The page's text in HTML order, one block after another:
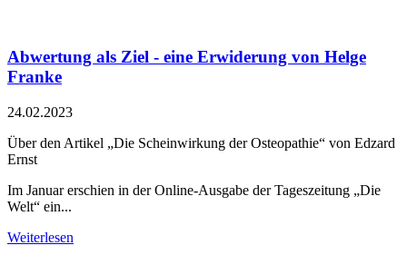
Abwertung als Ziel - eine Erwiderung von Helge
Franke
24.02.2023
Über den Artikel „Die Scheinwirkung der Osteopathie“ von Edzard
Ernst
Im Januar erschien in der Online-Ausgabe der Tageszeitung „Die
Welt“ ein...
Weiterlesen